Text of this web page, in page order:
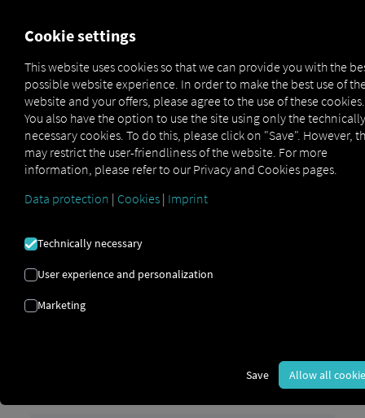
SZÁLLÍTÁS |
| AUTOMATIZÁLÁS
folyamatoptimalizáláshoz
Transportunternehmen: Der 6-Schritte-Plan zur
Cookie settings
This website uses cookies so that we can provide you with the
possible website experience. In order to make the best use of
website and your offers, please agree to the use of these cookies.
You also have the option to use the site using only the technically
necessary cookies. To do this, please click on "Save". However,
may restrict the user-friendliness of the website. For more
information, please refer to our Privacy and Cookies pages.
Data protection | Cookies | Imprint
Technically necessary
User experience and personalization
Marketing
Save Allow all